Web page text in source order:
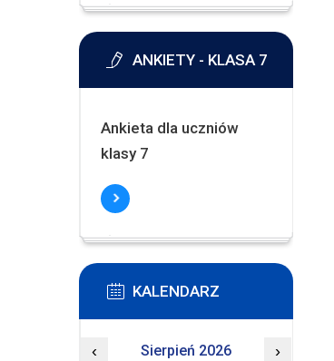
ANKIETY - KLASA 7
Ankieta dla uczniów
klasy 7
KALENDARZ
‹ Sierpień 2026 ›